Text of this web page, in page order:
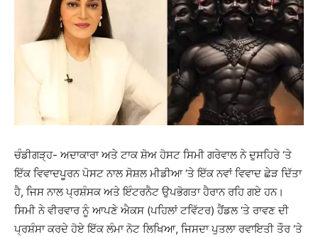
ਚੰਡੀਗੜ੍ਹ- ਅਦਾਕਾਰਾ ਅਤੇ ਟਾਕ ਸ਼ੋਅ ਹੋਸਟ ਸਿਮੀ ਗਰੇਵਾਲ ਨੇ ਦੁਸਹਿਰੇ ‘ਤੇ
ਇੱਕ ਵਿਵਾਦਪੂਰਨ ਪੋਸਟ ਨਾਲ ਸੋਸ਼ਲ ਮੀਡੀਆ ‘ਤੇ ਇੱਕ ਨਵਾਂ ਵਿਵਾਦ ਛੇੜ ਦਿੱਤਾ
ਹੈ, ਜਿਸ ਨਾਲ ਪ੍ਰਸ਼ੰਸਕ ਅਤੇ ਇੰਟਰਨੈਟ ਉਪਭੋਗਤਾ ਹੈਰਾਨ ਰਹਿ ਗਏ ਹਨ।
ਸਿਮੀ ਨੇ ਵੀਰਵਾਰ ਨੂੰ ਆਪਣੇ ਐਕਸ (ਪਹਿਲਾਂ ਟਵਿੱਟਰ) ਹੈਂਡਲ ‘ਤੇ ਰਾਵਣ ਦੀ
ਪ੍ਰਸ਼ੰਸਾ ਕਰਦੇ ਹੋਏ ਇੱਕ ਲੰਮਾ ਨੋਟ ਲਿਖਿਆ, ਜਿਸਦਾ ਪੁਤਲਾ ਰਵਾਇਤੀ ਤੌਰ ‘ਤੇ